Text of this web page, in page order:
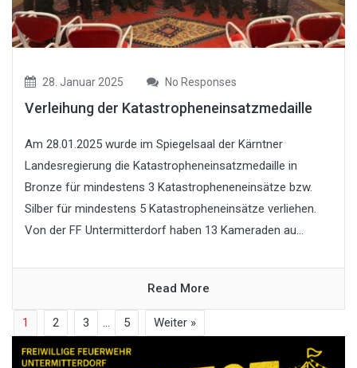
28. Januar 2025 No Responses
Verleihung der Katastropheneinsatzmedaille
Am 28.01.2025 wurde im Spiegelsaal der Kärntner
Landesregierung die Katastropheneinsatzmedaille in
Bronze für mindestens 3 Katastropheneneinsätze bzw.
Silber für mindestens 5 Katastropheneinsätze verliehen.
Von der FF Untermitterdorf haben 13 Kameraden au...
Read More
1 2 3 … 5 Weiter »